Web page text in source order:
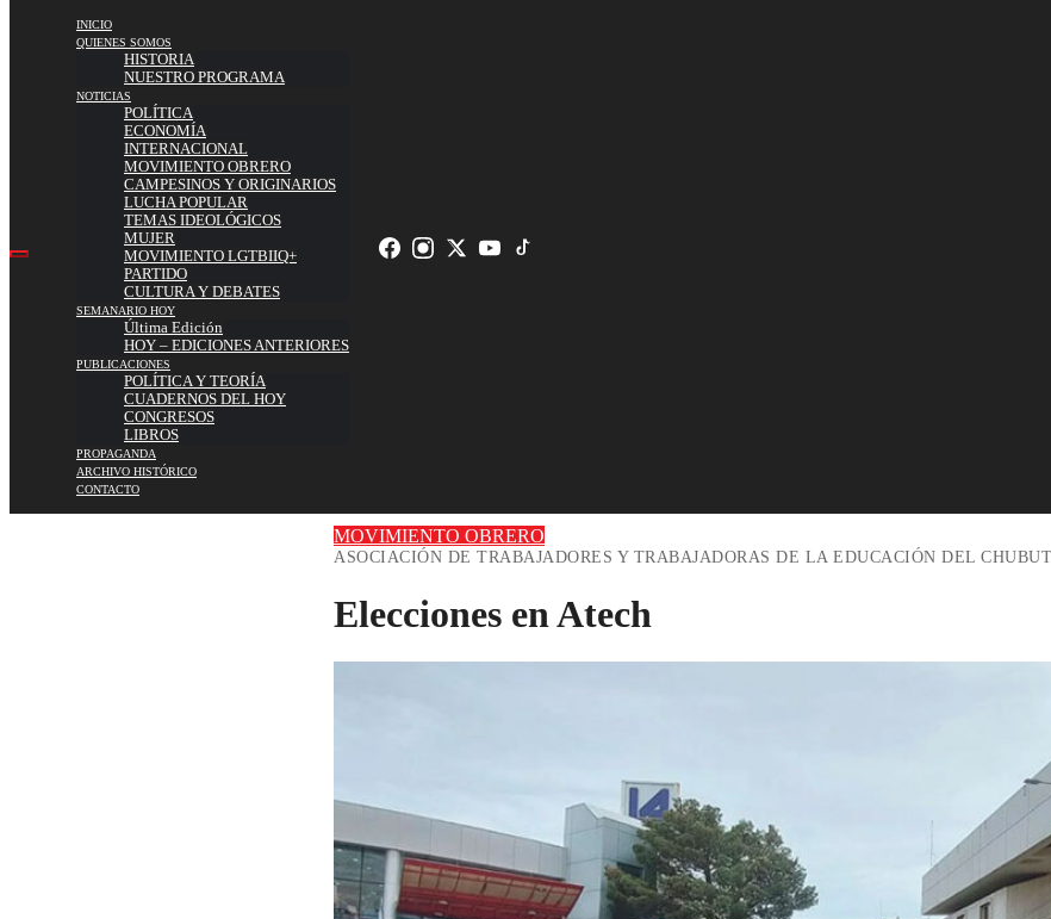
INICIO
QUIENES SOMOS
HISTORIA
NUESTRO PROGRAMA
NOTICIAS
POLÍTICA
ECONOMÍA
INTERNACIONAL
MOVIMIENTO OBRERO
CAMPESINOS Y ORIGINARIOS
LUCHA POPULAR
TEMAS IDEOLÓGICOS
MUJER
MOVIMIENTO LGTBIIQ+
PARTIDO
CULTURA Y DEBATES
SEMANARIO HOY
Última Edición
HOY – EDICIONES ANTERIORES
PUBLICACIONES
POLÍTICA Y TEORÍA
CUADERNOS DEL HOY
CONGRESOS
LIBROS
PROPAGANDA
ARCHIVO HISTÓRICO
CONTACTO
MOVIMIENTO OBRERO
ASOCIACIÓN DE TRABAJADORES Y TRABAJADORAS DE LA EDUCACIÓN DEL CHUBUT
Elecciones en Atech